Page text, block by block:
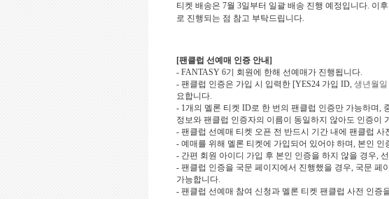
티켓 배송은 7월 3일부터 일괄 배송 진행 예정입니다. 이후
로 진행되는 점 참고 부탁드립니다.
[팬클럽 선예매 인증 안내]
- FANTASY 6기 회원에 한해 선예매가 진행됩니다.
- 팬클럽 인증은 가입 시 입력한 [YES24 가입 ID, 생년월일
요합니다.
- 1개의 멜론 티켓 ID로 한 번의 팬클럽 인증만 가능하며,
정보와 팬클럽 인증자의 이름이 동일하지 않아도 인증이
- 팬클럽 선예매 티켓 오픈 전 반드시 기간 내에 팬클럽 사
- 예매를 위해 멜론 티켓에 가입되어 있어야 하며, 본인 인
- 간편 회원 아이디 가입 후 본인 인증을 하지 않을 경우,
- 팬클럽 인증을 국문 페이지에서 진행했을 경우, 국문 페
가능합니다.
- 팬클럽 선예매 참여 신청과 멜론 티켓 팬클럽 사전 인